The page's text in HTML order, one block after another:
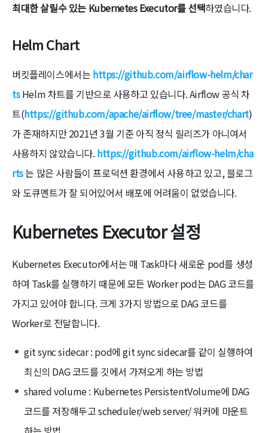
최대한 살릴수 있는 Kubernetes Executor를 선택하였습니다.
Helm Chart
버킷플레이스에서는 https://github.com/airflow-helm/char
tsHelm 차트를 기반으로 사용하고 있습니다. Airflow 공식 차
트(https://github.com/apache/airflow/tree/master/chart)
가 존재하지만 2021년 3월 기준 아직 정식 릴리즈가 아니여서
사용하지 않았습니다. https://github.com/airflow-helm/cha
rts는 많은 사람들이 프로덕션 환경에서 사용하고 있고, 블로그
와 도큐멘트가 잘 되어있어서 배포에 어려움이 없었습니다.
Kubernetes Executor 설정
Kubernetes Executor에서는 매 Task마다 새로운 pod를 생성
하여 Task를 실행하기 때문에 모든 Worker pod는 DAG 코드를
가지고 있어야 합니다. 크게 3가지 방법으로 DAG 코드를
Worker로 전달합니다.
git sync sidecar : pod에 git sync sidecar를 같이 실행하여
최신의 DAG 코드를 깃에서 가져오게 하는 방법
shared volume : Kubernetes PersistentVolume에 DAG
코드를 저장해두고 scheduler/web server/ 워커에 마운트